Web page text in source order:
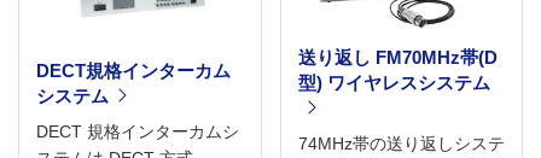
DECT規格インターカム
システム
DECT 規格インターカムシ
送り返し FM70MHz帯(D
型) ワイヤレスシステム
74MHz帯の送り返しシステ